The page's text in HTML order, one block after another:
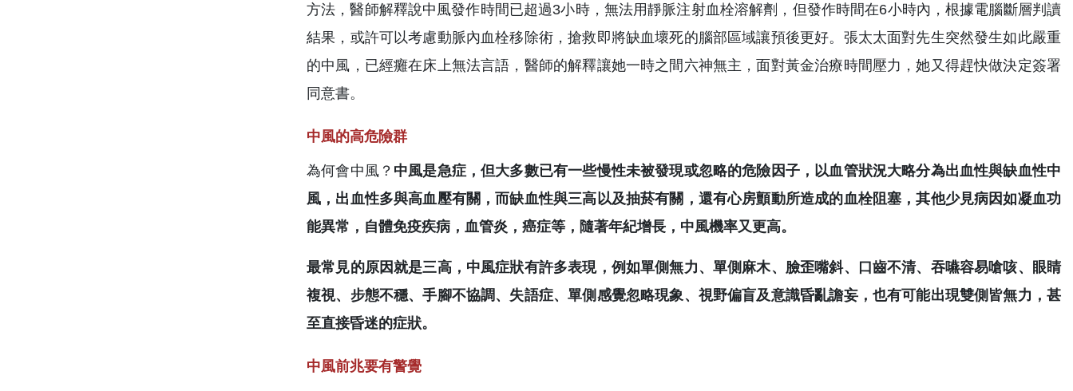
方法，醫師解釋說中風發作時間已超過3小時，無法用靜脈注射血栓溶解劑，但發作時間在6小時內，根據電腦斷層判讀
結果，或許可以考慮動脈內血栓移除術，搶救即將缺血壞死的腦部區域讓預後更好。張太太面對先生突然發生如此嚴重
的中風，已經癱在床上無法言語，醫師的解釋讓她一時之間六神無主，面對黃金治療時間壓力，她又得趕快做決定簽署
同意書。
中風的高危險群
為何會中風？ 中風是急症，但大多數已有一些慢性未被發現或忽略的危險因子，以血管狀況大略分為出血性與缺血性中
風，出血性多與高血壓有關，而缺血性與三高以及抽菸有關，還有心房顫動所造成的血栓阻塞，其他少見病因如凝血功
能異常，自體免疫疾病，血管炎，癌症等，隨著年紀增長，中風機率又更高。
最常見的原因就是三高，中風症狀有許多表現，例如單側無力、單側麻木、臉歪嘴斜、口齒不清、吞嚥容易嗆咳、眼睛
複視、步態不穩、手腳不協調、失語症、單側感覺忽略現象、視野偏盲及意識昏亂譫妄，也有可能出現雙側皆無力，甚
至直接昏迷的症狀。
中風前兆要有警覺